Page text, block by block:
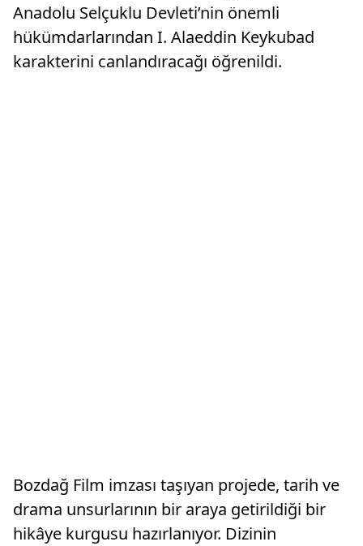
Anadolu Selçuklu Devleti’nin önemli
hükümdarlarından I. Alaeddin Keykubad
karakterini canlandıracağı öğrenildi.
Bozdağ Film imzası taşıyan projede, tarih ve
drama unsurlarının bir araya getirildiği bir
hikâye kurgusu hazırlanıyor. Dizinin